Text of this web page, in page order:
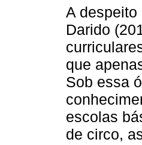
A
Darido
que
Sob essa
escolas
de circo,